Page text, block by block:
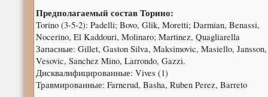
Предполагаемый состав Торино:
Torino (3-5-2): Padelli; Bovo, Glik, Moretti; Darmian, Benassi,
Nocerino, El Kaddouri, Molinaro; Martinez, Quagliarella
Запасные: Gillet, Gaston Silva, Maksimovic, Masiello, Jansson,
Vesovic, Sanchez Mino, Larrondo, Gazzi.
Дисквалифицированные: Vives (1)
Травмированные: Farnerud, Basha, Ruben Perez, Barreto